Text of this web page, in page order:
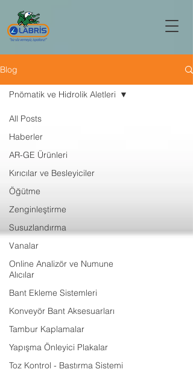
Blog
All Posts
Haberler
AR-GE Ürünleri
Kırıcılar ve Besleyiciler
Öğütme
Zenginleştirme
Susuzlandırma
Vanalar
Online Analizör ve Numune
Alıcılar
Bant Ekleme Sistemleri
Konveyör Bant Aksesuarları
Tambur Kaplamalar
Yapışma Önleyici Plakalar
Toz Kontrol - Bastırma Sistemi
Pnömatik ve Hidrolik Aletleri